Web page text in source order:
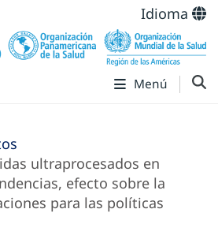
Idioma
Menú
ultraprocesados en
efecto sobre la
para las políticas